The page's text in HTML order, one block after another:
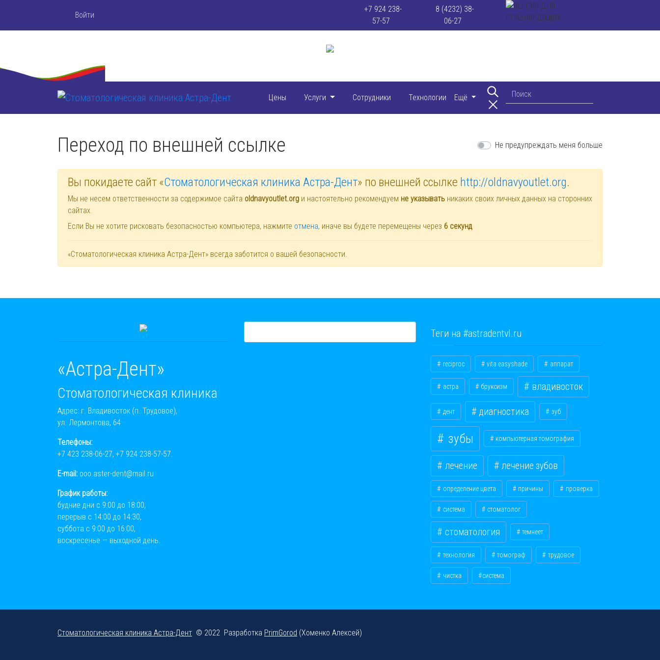
Войти
+7 924 238-
57-57
8 (4232) 38-
06-27
Цены Услуги Сотрудники Технологии Ещё
Переход по внешней ссылке Не предупреждать меня больше
Вы покидаете сайт «Стоматологическая клиника Астра-Дент» по внешней ссылке http://oldnavyoutlet.org.
Мы не несем ответственности за содержимое сайта oldnavyoutlet.org и настоятельно рекомендуем не указывать никаких своих личных данных на сторонних
сайтах.
Если Вы не хотите рисковать безопасностью компьютера, нажмите отмена, иначе вы будете перемещены через 6 секунд
«Стоматологическая клиника Астра-Дент» всегда заботится о вашей безопасности.
«Астра-Дент»
Стоматологическая клиника
Адрес: г. Владивосток (п. Трудовое),
ул. Лермонтова, 64
Телефоны:
+7 423 238-06-27, +7 924 238-57-57
E-mail: ooo.aster-dent@mail.ru
График работы:
будние дни с 9:00 до 18:00,
перерыв с 14:00 до 14:30,
суббота с 9:00 до 16:00,
воскресенье — выходной день.
Теги на #astradentvl.ru
reciproc vita easyshade аппарат
астра бруксизм владивосток
дент диагностика зуб
зубы компьютерная томография
лечение лечение зубов
определение цвета причины проверка
система стоматолог
стоматология темнеет
технология томограф трудовое
чистка ​система
Стоматологическая клиника Астра-Дент © 2022 Разработка PrimGorod (Хоменко Алексей)